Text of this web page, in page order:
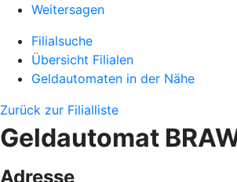
Weitersagen
Filialsuche
Übersicht Filialen
Geldautomaten in der Nähe
Zurück zur Filialliste
Geldautomat
Adresse